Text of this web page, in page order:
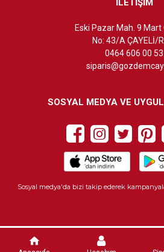
İLETİŞİM
Eski Pazar Mah. 9 Mart
No: 43/A ÇAYELİ/
0464 606 00 53
SOSYAL MEDYA VE
Sosyal medya'da bizi takip ederek
Bu Site Gelişmiş E-Ticaret